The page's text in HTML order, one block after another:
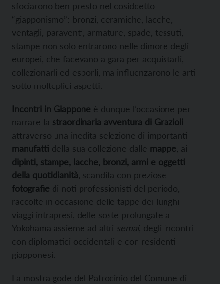
sfociarono ben presto nel cosiddetto
“giapponismo”: bronzi, ceramiche, lacche,
ventagli, paraventi, armature, spade, tessuti,
stampe non solo entrarono nelle dimore degli
europei, che facevano a gara per acquistarli,
collezionarli ed esporli, ma influenzarono le arti
sotto molteplici aspetti.
Incontri in Giappone è dunque l’occasione per
narrare la straordinaria avventura di Grazioli
attraverso una inedita selezione di importanti
manufatti della sua collezione dalle mappe , ai
dipinti, stampe, lacche, bronzi, armi e oggetti
della quotidianità , scandita con preziose
fotografie di noti professionisti del periodo,
raccolte in occasione delle tappe dei lunghi
viaggi intrapresi, delle soste prolungate a
Yokohama assieme ad altri semai, degli incontri
con diplomatici occidentali e con residenti
giapponesi.
La mostra gode del Patrocinio del Comune di